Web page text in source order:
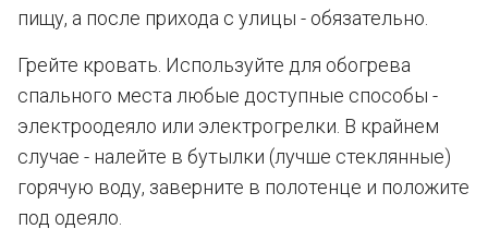
пищу, а после прихода с улицы - обязательно.
Грейте кровать. Используйте для обогрева
спального места любые доступные способы -
электроодеяло или электрогрелки. В крайнем
случае - налейте в бутылки (лучше стеклянные)
горячую воду, заверните в полотенце и положите
под одеяло.